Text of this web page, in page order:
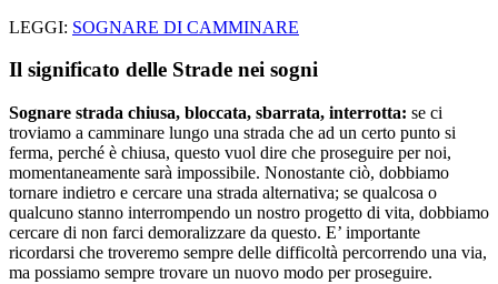
LEGGI: SOGNARE DI CAMMINARE
Il significato delle Strade nei sogni
Sognare strada chiusa, bloccata, sbarrata, interrotta: se ci
troviamo a camminare lungo una strada che ad un certo punto si
ferma, perché è chiusa, questo vuol dire che proseguire per noi,
momentaneamente sarà impossibile. Nonostante ciò, dobbiamo
tornare indietro e cercare una strada alternativa; se qualcosa o
qualcuno stanno interrompendo un nostro progetto di vita, dobbiamo
cercare di non farci demoralizzare da questo. E’ importante
ricordarsi che troveremo sempre delle difficoltà percorrendo una via,
ma possiamo sempre trovare un nuovo modo per proseguire.